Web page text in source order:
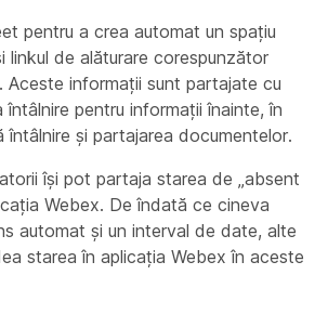
pentru a crea automat un spațiu
linkul de alăturare corespunzător
Aceste informații sunt partajate cu
pentru informații înainte, în
întâlnire și partajarea documentelor.
își pot partaja starea de „absent
Webex. De îndată ce cineva
automat și un interval de date, alte
starea în aplicația Webex în aceste